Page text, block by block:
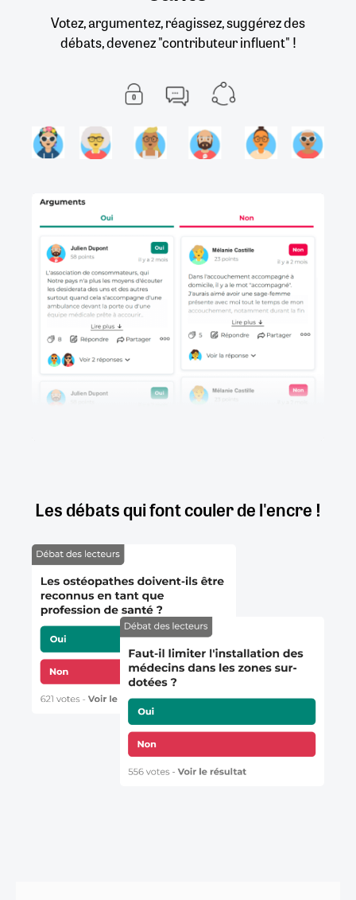
Votez, argumentez, réagissez, suggérez des
débats, devenez "contributeur influent" !
Les débats qui font couler de l'encre !